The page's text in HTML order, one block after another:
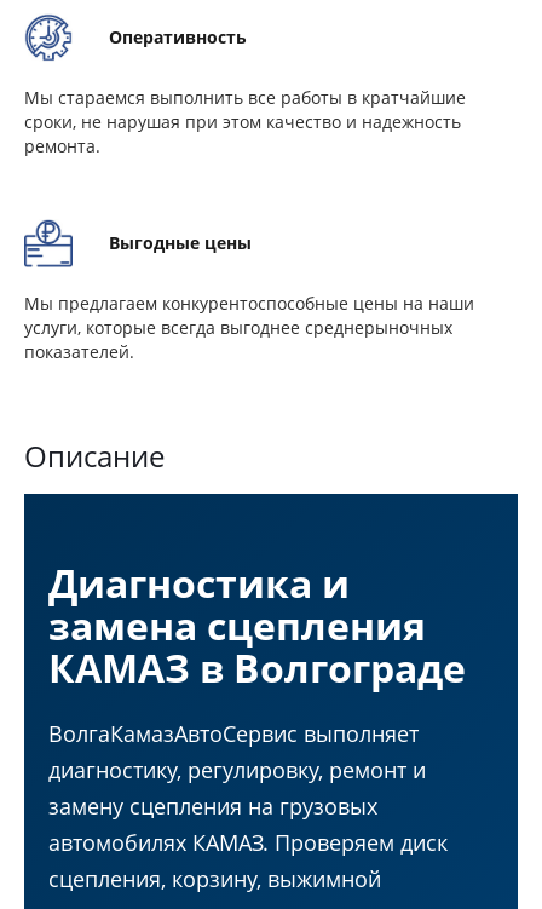
Оперативность
Мы стараемся выполнить все работы в кратчайшие
сроки, не нарушая при этом качество и надежность
ремонта.
Выгодные цены
Мы предлагаем конкурентоспособные цены на наши
услуги, которые всегда выгоднее среднерыночных
показателей.
Описание
Диагностика и
замена сцепления
КАМАЗ в Волгограде
ВолгаКамазАвтоСервис выполняет
диагностику, регулировку, ремонт и
замену сцепления на грузовых
автомобилях КАМАЗ. Проверяем диск
сцепления, корзину, выжимной